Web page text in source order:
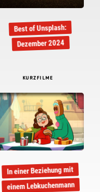
Best of Unsplash:
Dezember 2024
KURZFILME
In einer Beziehung mit
einem Lebkuchenmann